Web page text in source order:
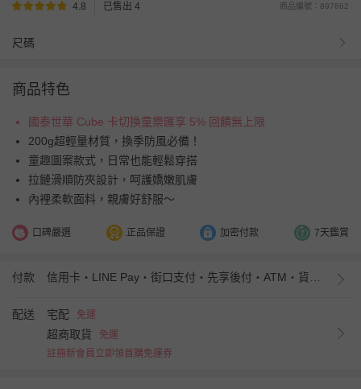
4.8 已售出 4 商品編號：897862
尺碼
商品特色
國泰世華 Cube 卡切換童樂匯享 5% 回饋無上限
200g超輕量材質，換季防風必備！
童趣圖案款式，日常也能輕鬆穿搭
拉鏈滑順防夾設計，呵護嬌嫩肌膚
內裡柔軟面料，親膚好舒服～
口碑嚴選 正品保證 加密付款 7天鑑賞
付款
配送 宅配 免運
超商取貨
免運
註冊新會員立即領首購免運券